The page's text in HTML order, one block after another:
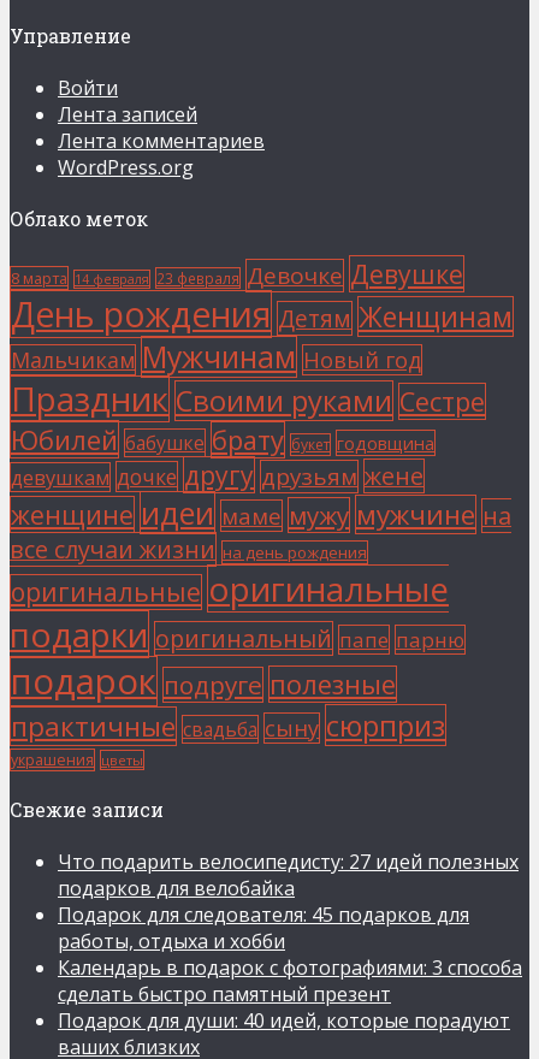
Управление
Войти
Лента записей
Лента комментариев
WordPress.org
Облако меток
8 марта 14 февраля 23 февраля Девочке Девушке
День рождения Детям Женщинам
Мальчикам Мужчинам Новый год
Праздник Своими руками Сестре
Юбилей бабушке брату букет годовщина
девушкам дочке другу друзьям жене
женщине идеи маме мужу мужчине на
все случаи жизни на день рождения
оригинальные оригинальные
подарки оригинальный папе парню
подарок подруге полезные
практичные свадьба сыну сюрприз
украшения цветы
Свежие записи
Что подарить велосипедисту: 27 идей полезных
подарков для велобайка
Подарок для следователя: 45 подарков для
работы, отдыха и хобби
Календарь в подарок с фотографиями: 3 способа
сделать быстро памятный презент
Подарок для души: 40 идей, которые порадуют
ваших близких